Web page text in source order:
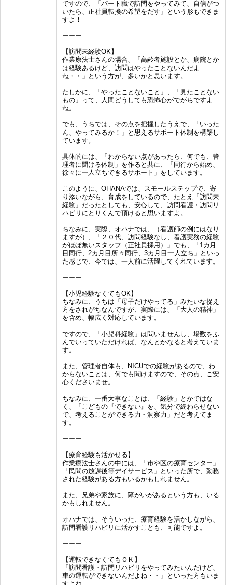
ですので、「パート職で訪問をやってみて、自信がつ
いたら、正社員転換の希望をだす」という形もできま
すよ！
ーーー
【訪問未経験OK】
作業療法士さんの場合、「高齢者施設とか、病院とか
は経験あるけど、訪問はやったことないんだよ
ね・・」という方が、多いかと思います。
たしかに、「やったことないこと」、「見たことない
もの」って、人間どうしても恐怖心がでがちですよ
ね。
でも、うちでは、その点を把握したうえで、「いった
ん、やってみるか！」と思えるサポート体制を構築し
ています。
具体的には、「わからない点があったら、何でも、管
理者に聞ける体制」を作ると共に、「同行から始め、
徐々に一人立ちできるサポート」をしています。
このように、OHANAでは、スモールステップで、寄
り添いながら、育成をしているので、たとえ「訪問未
経験」だったとしても、安心して、訪問看護・訪問リ
ハビリにとりくんで頂けると思いますよ。
ちなみに、実際、オハナでは、（看護師の例にはなり
ますが）、「２０代、訪問経験なし、看護実務の経験
がほぼ無いスタッフ（正社員採用）」でも、「1カ月
目同行、2カ月目所々同行、3カ月目一人立ち」といっ
た感じで、今では、一人前に活躍してくれています。
ーーー
【小児経験なくてもOK】
ちなみに、うちは「母子だけやってる」みたいな捉え
方をされがちなんですが、実際には、「大人の精神」
を含め、幅広く対応しています。
ですので、「小児科経験」は問いませんし、場数をふ
んでいっていただければ、なんとかなると考えていま
す。
また、管理者自体も、NICUでの経験があるので、わ
からないことは、何でも聞けますので、その点、ご安
心くださいませ。
ちなみに、一番大事なことは、「経験」とかではな
く、「こどもの『できない』を、気分で終わらせない
で、考えることができる力・洞察力」だと考えてま
す。
ーーー
【療育経験も活かせる】
作業療法士さんの中には、「市や区の療育センター」
「民間の放課後等デイサービス」といった所で、勤務
された経験がある方もいるかもしれません。
また、兄弟や家族に、障がいがあるという方も、いる
かもしれません。
オハナでは、そういった、療育経験を活かしながら、
訪問看護リハビリに活かすことも、可能ですよ。
ーーー
【運転できなくてもＯＫ】
「訪問看護・訪問リハビリをやってみたいんだけど、
車の運転ができないんだよね・・」といった方もいま